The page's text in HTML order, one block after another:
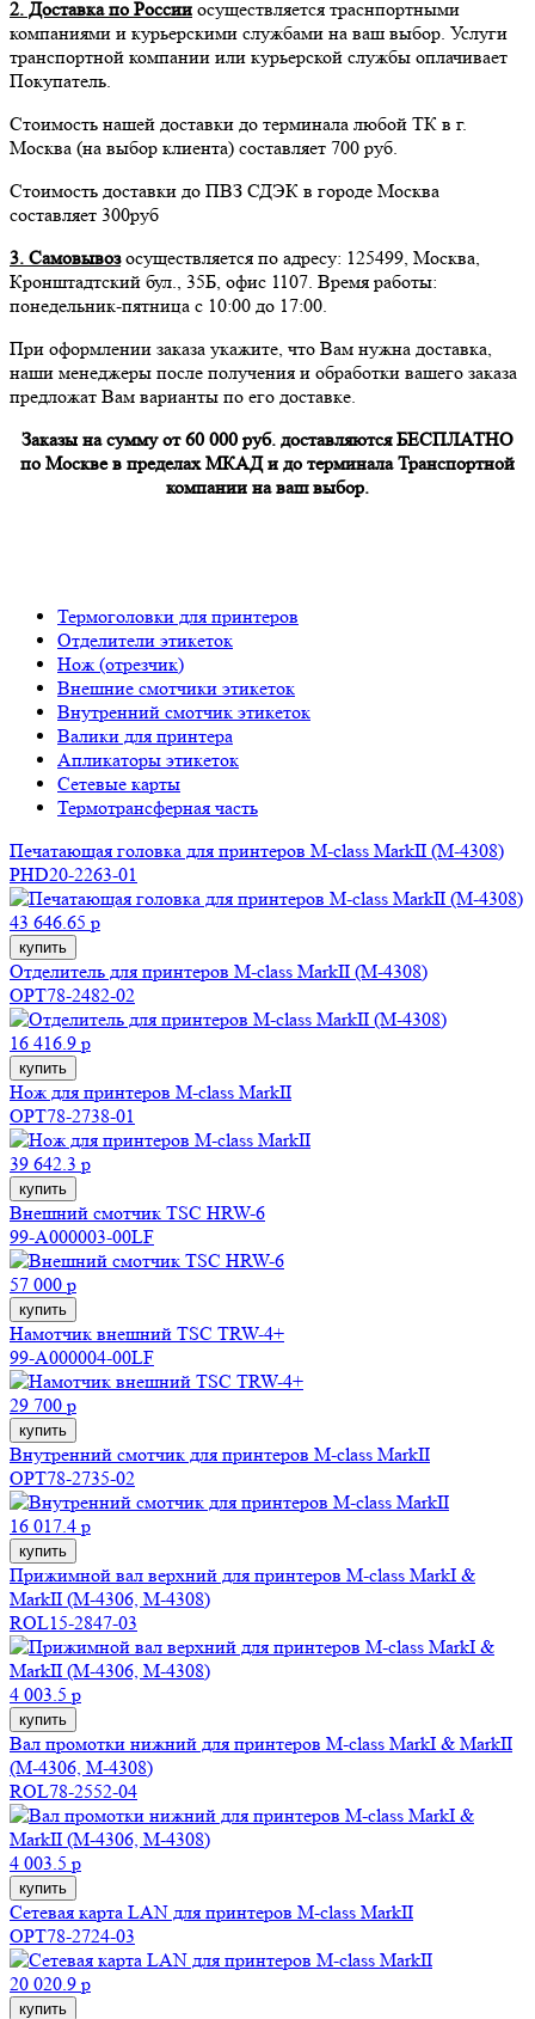
2. Доставка по России осуществляется траснпортными
компаниями и курьерскими службами на ваш выбор. Услуги
транспортной компании или курьерской службы оплачивает
Покупатель.
Стоимость нашей доставки до терминала любой ТК в г.
Москва (на выбор клиента) составляет 700 руб.
Стоимость доставки до ПВЗ СДЭК в городе Москва
составляет 300руб
3. Самовывозосуществляется по адресу: 125499, Москва,
Кронштадтский бул., 35Б, офис 1107. Время работы:
понедельник-пятница с 10:00 до 17:00.
При оформлении заказа укажите, что Вам нужна доставка,
наши менеджеры после получения и обработки вашего заказа
предложат Вам варианты по его доставке.
Заказы на сумму от 60 000 руб. доставляются БЕСПЛАТНО
по Москве в пределах МКАД и до терминала Транспортной
компании на ваш выбор.
Термоголовки для принтеров
Отделители этикеток
Нож (отрезчик)
Внешние смотчики этикеток
Внутренний смотчик этикеток
Валики для принтера
Апликаторы этикеток
Сетевые карты
Термотрансферная часть
Печатающая головка для принтеров M-class MarkII (M-4308)
PHD20-2263-01
43 646.65 р
купить
Отделитель для принтеров M-class MarkII (M-4308)
OPT78-2482-02
16 416.9 р
купить
Нож для принтеров M-class MarkII
OPT78-2738-01
39 642.3 р
купить
Внешний смотчик TSC HRW-6
99-A000003-00LF
57 000 р
купить
Намотчик внешний TSC TRW-4+
99-A000004-00LF
29 700 р
купить
Внутренний смотчик для принтеров M-class MarkII
OPT78-2735-02
16 017.4 р
купить
Прижимной вал верхний для принтеров M-class MarkI &
MarkII (M-4306, M-4308)
ROL15-2847-03
4 003.5 р
купить
Вал промотки нижний для принтеров M-class MarkI & MarkII
(M-4306, M-4308)
ROL78-2552-04
4 003.5 р
купить
Сетевая карта LAN для принтеров M-class MarkII
OPT78-2724-03
20 020.9 р
купить